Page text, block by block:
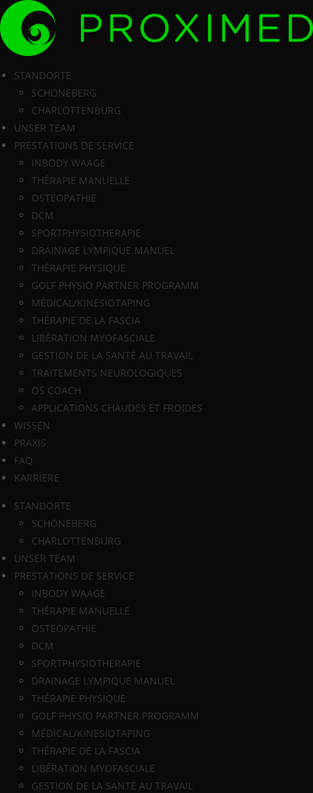
Zum
Inhalt
springen
STANDORTE
SCHÖNEBERG
CHARLOTTENBURG
UNSER TEAM
PRESTATIONS DE SERVICE
INBODY WAAGE
THÉRAPIE MANUELLE
OSTEOPATHIE
DCM
SPORTPHYSIOTHERAPIE
DRAINAGE LYMPIQUE MANUEL
THÉRAPIE PHYSIQUE
GOLF PHYSIO PARTNER PROGRAMM
MÉDICAL/KINESIOTAPING
THÉRAPIE DE LA FASCIA
LIBÉRATION MYOFASCIALE
GESTION DE LA SANTÉ AU TRAVAIL
TRAITEMENTS NEUROLOGIQUES
OS COACH
APPLICATIONS CHAUDES ET FROIDES
WISSEN
PRAXIS
FAQ
KARRIERE
STANDORTE
SCHÖNEBERG
CHARLOTTENBURG
UNSER TEAM
PRESTATIONS DE SERVICE
INBODY WAAGE
THÉRAPIE MANUELLE
OSTEOPATHIE
DCM
SPORTPHYSIOTHERAPIE
DRAINAGE LYMPIQUE MANUEL
THÉRAPIE PHYSIQUE
GOLF PHYSIO PARTNER PROGRAMM
MÉDICAL/KINESIOTAPING
THÉRAPIE DE LA FASCIA
LIBÉRATION MYOFASCIALE
GESTION DE LA SANTÉ AU TRAVAIL